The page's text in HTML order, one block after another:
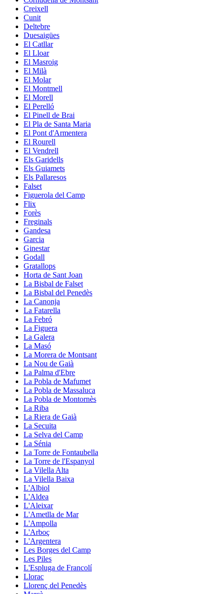
Creixell
Cunit
Deltebre
Duesaigües
El Catllar
El Lloar
El Masroig
El Milà
El Molar
El Montmell
El Morell
El Perelló
El Pinell de Brai
El Pla de Santa Maria
El Pont d'Armentera
El Rourell
El Vendrell
Els Garidells
Els Guiamets
Els Pallaresos
Falset
Figuerola del Camp
Flix
Forès
Freginals
Gandesa
Garcia
Ginestar
Godall
Gratallops
Horta de Sant Joan
La Bisbal de Falset
La Bisbal del Penedès
La Canonja
La Fatarella
La Febró
La Figuera
La Galera
La Masó
La Morera de Montsant
La Nou de Gaià
La Palma d'Ebre
La Pobla de Mafumet
La Pobla de Massaluca
La Pobla de Montornès
La Riba
La Riera de Gaià
La Secuita
La Selva del Camp
La Sénia
La Torre de Fontaubella
La Torre de l'Espanyol
La Vilella Alta
La Vilella Baixa
L'Albiol
L'Aldea
L'Aleixar
L'Ametlla de Mar
L'Ampolla
L'Arboç
L'Argentera
Les Borges del Camp
Les Piles
L'Espluga de Francolí
Llorac
Llorenç del Penedès